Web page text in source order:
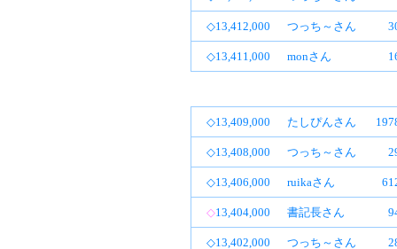
◇13,412,000 つっち～さん
◇13,411,000 monさん
◇13,409,000 たしぴんさん
◇13,408,000 つっち～さん
◇13,406,000 ruikaさん
◇13,404,000 書記長さん
◇13,402,000 つっち～さん